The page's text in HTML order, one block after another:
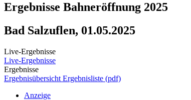
Ergebnisse Bahneröffnung 2025
Bad Salzuflen, 01.05.2025
Live-Ergebnisse
Live-Ergebnisse
Ergebnisse
Ergebnisübersicht Ergebnisliste (pdf)
Anzeige